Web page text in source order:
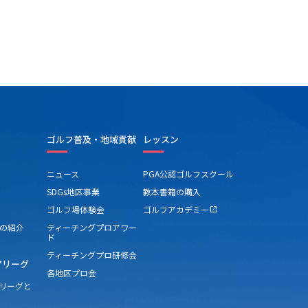
紹介
リーグ
ーグと
ゴルフ普及・地域貢献
ニュース
SDGs地区事業
ゴルフ場体験会
ティーチングプロアワー
ド
ティーチングプロ研修会
各地区プロ会
レッスン
PGA公認ゴルフスクール
教本書籍の購入
ゴルフアカデミー open_in_new